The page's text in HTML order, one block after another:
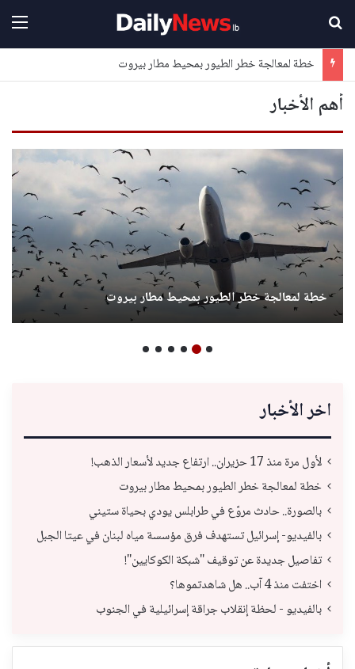
خطة لمعالجة خطر الطيور بمحيط مطار بيروت
أهم الأخبار
خطة لمعالجة خطر الطيور بمحيط مطار بيروت
اخر الأخبار
لأول مرة منذ 17 حزيران.. ارتفاع جديد لأسعار الذهب!
خطة لمعالجة خطر الطيور بمحيط مطار بيروت
بالصورة.. حادث مروّع في طرابلس يودي بحياة ستيني
بالفيديو- إسرائيل تستهدف فرق مؤسسة مياه لبنان في عيتا الجبل
تفاصيل جديدة عن توقيف "شبكة الكوكايين"!
اختفت منذ 4 آب.. هل شاهدتموها؟
بالفيديو - لحظة إنقلاب جراقة إسرائيلية في الجنوب